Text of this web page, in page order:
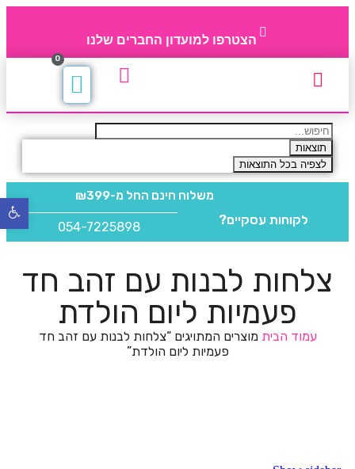
הצטרפו למועדון החברים שלנו
0
תוצאות
לצפיה בכל התוצאות
משלוח חינם החל מ-₪399
לקוחות עסקיים? 054-7225898
צלחות לבנות עם זהב חד
פעמיות ליום הולדת
עמוד הביתמוצרים המתויגים “צלחות לבנות עם זהב חד
פעמיות ליום הולדת”
פתח